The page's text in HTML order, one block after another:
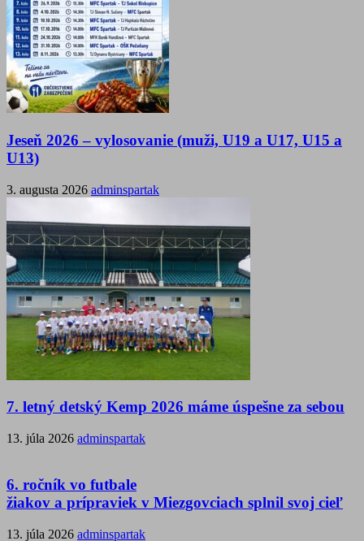
Jeseň 2026 – vylosovanie (muži, U19 a U17, U15 a
U13)
3. augusta 2026 adminspartak
7. letný detský Kemp 2026 máme úspešne za sebou
13. júla 2026 adminspartak
6. ročník vo futbale
žiakov a prípraviek v Miezgovciach splnil svoj cieľ
13. júla 2026 adminspartak